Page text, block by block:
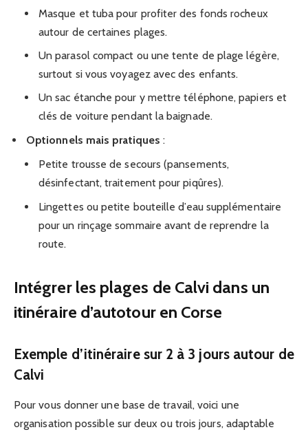
Masque et tuba pour profiter des fonds rocheux
autour de certaines plages.
Un parasol compact ou une tente de plage légère,
surtout si vous voyagez avec des enfants.
Un sac étanche pour y mettre téléphone, papiers et
clés de voiture pendant la baignade.
Optionnels mais pratiques :
Petite trousse de secours (pansements,
désinfectant, traitement pour piqûres).
Lingettes ou petite bouteille d’eau supplémentaire
pour un rinçage sommaire avant de reprendre la
route.
Intégrer les plages de Calvi dans un
itinéraire d’autotour en Corse
Exemple d’itinéraire sur 2 à 3 jours autour de
Calvi
Pour vous donner une base de travail, voici une
organisation possible sur deux ou trois jours, adaptable